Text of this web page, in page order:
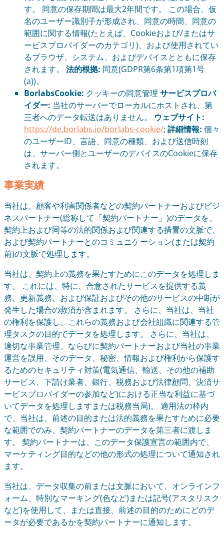
す。 同意の保存期間は最大2年間です。 この場合、仮
名のユーザー識別子が形成され、同意の時間、同意の
範囲に関する情報(たとえば、Cookieおよび/またはサ
ービスプロバイダーのカテゴリ)、および使用されてい
るブラウザ、システム、およびデバイスとともに保存
されます。 法的根拠: 同意(GDPR第6条第1項第1号
(a))。
BorlabsCookie: クッキーの同意管理 サービスプロバ
イダー: 当社のサーバーでローカルにホストされ、第
三者へのデータ転送はありません。 ウェブサイト:
https://de.borlabs.io/borlabs-cookie/; 詳細情報: 個々
のユーザーID、言語、同意の種類、および送信時刻
は、サーバー側とユーザーのデバイスのCookieに保存
されます。
事業実績
当社は、顧客や利害関係者などの契約パートナーおよびビジ
ネスパートナー(総称して「契約パートナー」)のデータを、
契約上および同等の法的関係および関連する措置の文脈で、
および契約パートナーとのコミュニケーション(または契約
前)の文脈で処理します。
当社は、契約上の義務を果たすためにこのデータを処理しま
す。 これには、特に、合意されたサービスを提供する義
務、更新義務、および保証およびその他のサービスの中断が
発生した場合の救済が含まれます。 さらに、当社は、当社
の権利を保護し、これらの義務および会社組織に関連する管
理タスクの目的でデータを処理します。 さらに、当社は、
適切な事業管理、ならびに契約パートナーおよび当社の事業
運営を誤用、そのデータ、秘密、情報および権利から保護す
るためのセキュリティ対策(電気通信、輸送、その他の補助
サービス、下請け業者、銀行、税務および法律顧問、決済サ
ービスプロバイダーの参加など)における正当な利益に基づ
いてデータを処理しますまたは税務当局)。 適用法の枠内
で、当社は、前述の目的または法的義務を果たすために必要
な範囲でのみ、契約パートナーのデータを第三者に渡しま
す。 契約パートナーは、このデータ保護宣言の範囲内で、
マーケティング目的などの他の形式の処理について通知され
ます。
当社は、データ収集の前または文脈において、オンラインフ
ォーム、特別なマーキング(色など)または記号(アスタリスク
など)を使用して、または直接、前述の目的のためにどのデ
ータが必要であるかを契約パートナーに通知します。